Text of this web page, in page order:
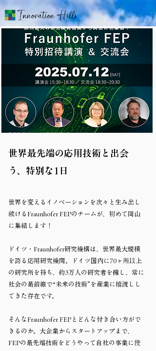
世界最先端の応用技術と出会
う、特別な1日
世界を変えるイノベーションを次々と生み出し
続けるFraunhofer FEPのチームが、初めて岡山
に集結します！
ドイツ・Fraunhofer研究機構は、世界最大規模
を誇る応用研究機関。ドイツ国内に70ヶ所以上
の研究所を持ち、約3万人の研究者を擁し、常に
社会の最前線で“未来の技術”を産業に橋渡しし
てきた存在です。
そんなFraunhofer FEPとどんな付き合い方がで
きるのか。大企業からスタートアップまで、
FEPの最先端技術をどうやって自社の事業に使